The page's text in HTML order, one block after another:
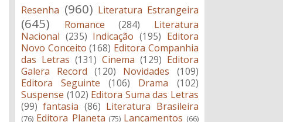
Resenha (960) Literatura Estrangeira
(645) Romance (284)
Literatura
Nacional (235) Indicação (195) Editora
Novo Conceito (168) Editora Companhia
das Letras (131) Cinema (129) Editora
Galera Record
(120) Novidades
(109)
Editora Seguinte
(106) Drama
(102)
Suspense (102) Editora Suma das Letras
(99) fantasia (86) Literatura Brasileira
(76) Editora Planeta (75) Lançamentos (66)